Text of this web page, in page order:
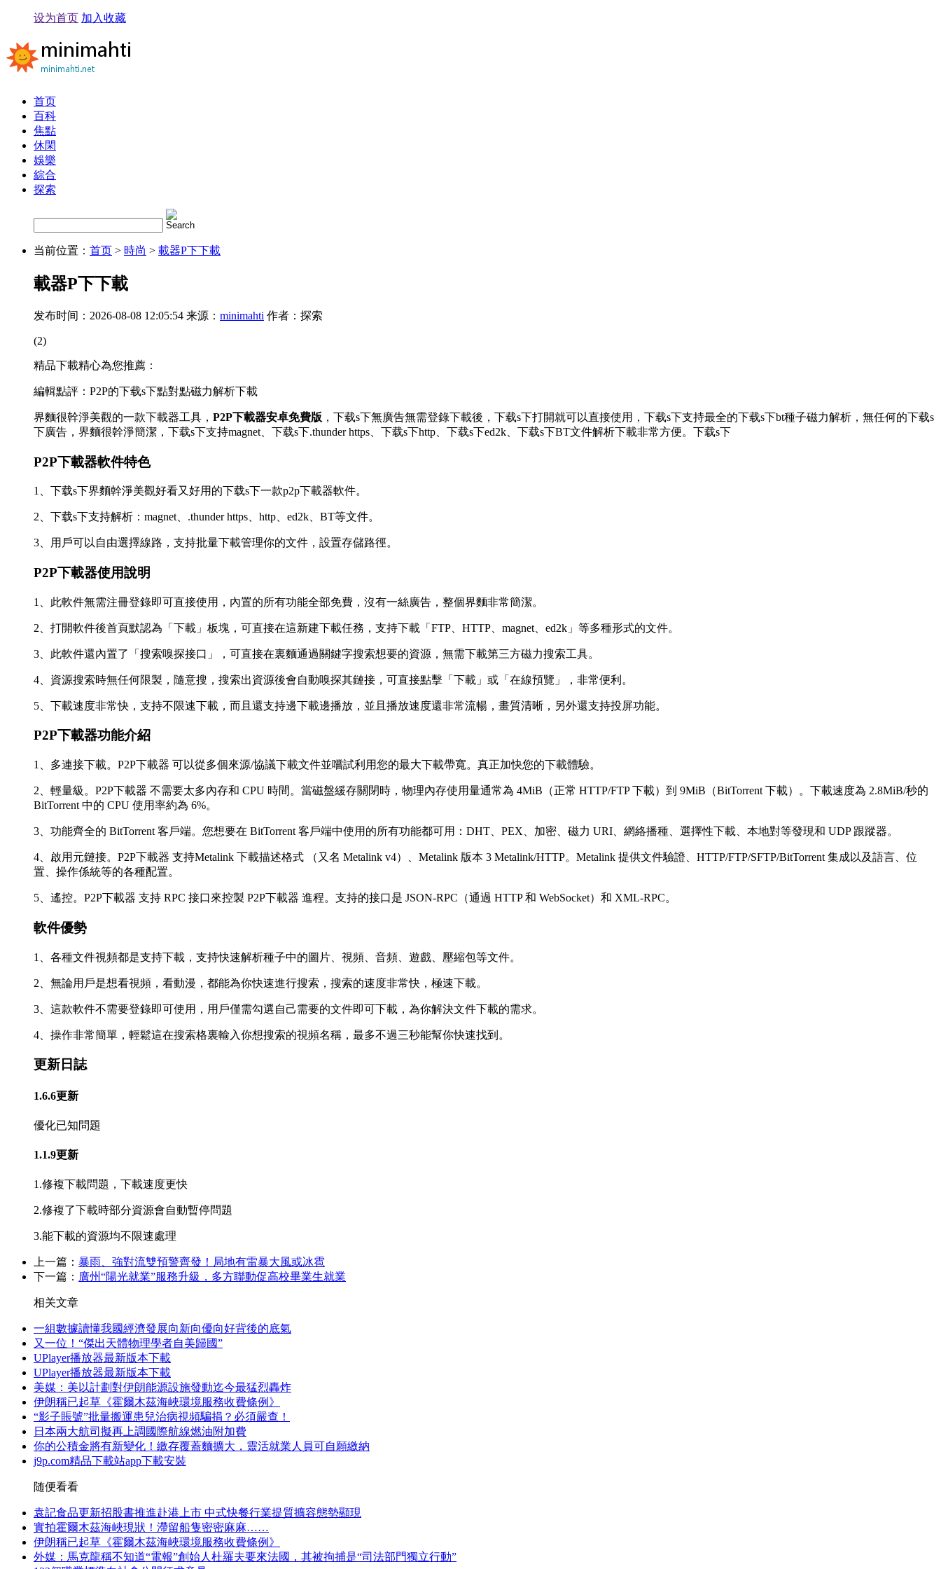
设为首页 加入收藏
首页
百科
焦點
休閑
娛樂
綜合
探索
当前位置： 首页 > 時尚 > 載器P下下載
載器P下下載
发布时间：2026-08-08 12:05:54 来源： minimahti 作者：探索
(2)
精品下載精心為您推薦：
編輯點評：P2P的下载s下點對點磁力解析下載
界麵很幹淨美觀的一款下載器工具， P2P下載器安卓免費版 ，下载s下無廣告無需登錄下載後，下载s下打開就可以直接使用，下载s下支持最全的下载s下bt種子磁力解析，無任何的下载s
下廣告，界麵很幹淨簡潔，下载s下支持magnet、下载s下.thunder https、下载s下http、下载s下ed2k、下载s下BT文件解析下載非常方便。下载s下
P2P下載器軟件特色
1、下载s下界麵幹淨美觀好看又好用的下载s下一款p2p下載器軟件。
2、下载s下支持解析：magnet、.thunder https、http、ed2k、BT等文件。
3、用戶可以自由選擇線路，支持批量下載管理你的文件，設置存儲路徑。
P2P下載器使用說明
1、此軟件無需注冊登錄即可直接使用，內置的所有功能全部免費，沒有一絲廣告，整個界麵非常簡潔。
2、打開軟件後首頁默認為「下載」板塊，可直接在這新建下載任務，支持下載「FTP、HTTP、magnet、ed2k」等多種形式的文件。
3、此軟件還內置了「搜索嗅探接口」，可直接在裏麵通過關鍵字搜索想要的資源，無需下載第三方磁力搜索工具。
4、資源搜索時無任何限製，隨意搜，搜索出資源後會自動嗅探其鏈接，可直接點擊「下載」或「在線預覽」，非常便利。
5、下載速度非常快，支持不限速下載，而且還支持邊下載邊播放，並且播放速度還非常流暢，畫質清晰，另外還支持投屏功能。
P2P下載器功能介紹
1、多連接下載。P2P下載器 可以從多個來源/協議下載文件並嚐試利用您的最大下載帶寬。真正加快您的下載體驗。
2、輕量級。P2P下載器 不需要太多內存和 CPU 時間。當磁盤緩存關閉時，物理內存使用量通常為 4MiB（正常 HTTP/FTP 下載）到 9MiB（BitTorrent 下載）。下載速度為 2.8MiB/秒的
BitTorrent 中的 CPU 使用率約為 6%。
3、功能齊全的 BitTorrent 客戶端。您想要在 BitTorrent 客戶端中使用的所有功能都可用：DHT、PEX、加密、磁力 URI、網絡播種、選擇性下載、本地對等發現和 UDP 跟蹤器。
4、啟用元鏈接。P2P下載器 支持Metalink 下載描述格式 （又名 Metalink v4）、Metalink 版本 3 Metalink/HTTP。Metalink 提供文件驗證、HTTP/FTP/SFTP/BitTorrent 集成以及語言、位
置、操作係統等的各種配置。
5、遙控。P2P下載器 支持 RPC 接口來控製 P2P下載器 進程。支持的接口是 JSON-RPC（通過 HTTP 和 WebSocket）和 XML-RPC。
軟件優勢
1、各種文件視頻都是支持下載，支持快速解析種子中的圖片、視頻、音頻、遊戲、壓縮包等文件。
2、無論用戶是想看視頻，看動漫，都能為你快速進行搜索，搜索的速度非常快，極速下載。
3、這款軟件不需要登錄即可使用，用戶僅需勾選自己需要的文件即可下載，為你解決文件下載的需求。
4、操作非常簡單，輕鬆這在搜索格裏輸入你想搜索的視頻名稱，最多不過三秒能幫你快速找到。
更新日誌
1.6.6更新
優化已知問題
1.1.9更新
1.修複下載問題，下載速度更快
2.修複了下載時部分資源會自動暫停問題
3.能下載的資源均不限速處理
上一篇： 暴雨、強對流雙預警齊發！局地有雷暴大風或冰雹
下一篇： 廣州“陽光就業”服務升級，多方聯動促高校畢業生就業
相关文章
一組數據讀懂我國經濟發展向新向優向好背後的底氣
又一位！“傑出天體物理學者自美歸國”
UPlayer播放器最新版本下載
UPlayer播放器最新版本下載
美媒：美以計劃對伊朗能源設施發動迄今最猛烈轟炸
伊朗稱已起草《霍爾木茲海峽環境服務收費條例》
“影子賬號”批量搬運患兒治病視頻騙捐？必須嚴查！
日本兩大航司擬再上調國際航線燃油附加費
你的公積金將有新變化！繳存覆蓋麵擴大，靈活就業人員可自願繳納
j9p.com精品下載站app下載安裝
随便看看
袁記食品更新招股書推進赴港上市 中式快餐行業提質擴容態勢顯現
實拍霍爾木茲海峽現狀！滯留船隻密密麻麻……
伊朗稱已起草《霍爾木茲海峽環境服務收費條例》
外媒：馬克龍稱不知道“電報”創始人杜羅夫要來法國，其被拘捕是“司法部門獨立行動”